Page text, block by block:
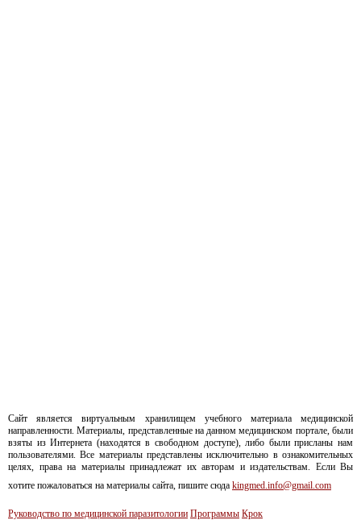
Сайт является виртуальным хранилищем учебного материала медицинской
направленности. Материалы, представленные на данном медицинском портале, были
взяты из Интернета (находятся в свободном доступе), либо были присланы нам
пользователями. Все материалы представлены исключительно в ознакомительных
целях, права на материалы принадлежат их авторам и издательствам. Если Вы
хотите пожаловаться на материалы сайта, пишите сюда kingmed.info@gmail.com
Руководство по медицинской паразитологии Программы Крок